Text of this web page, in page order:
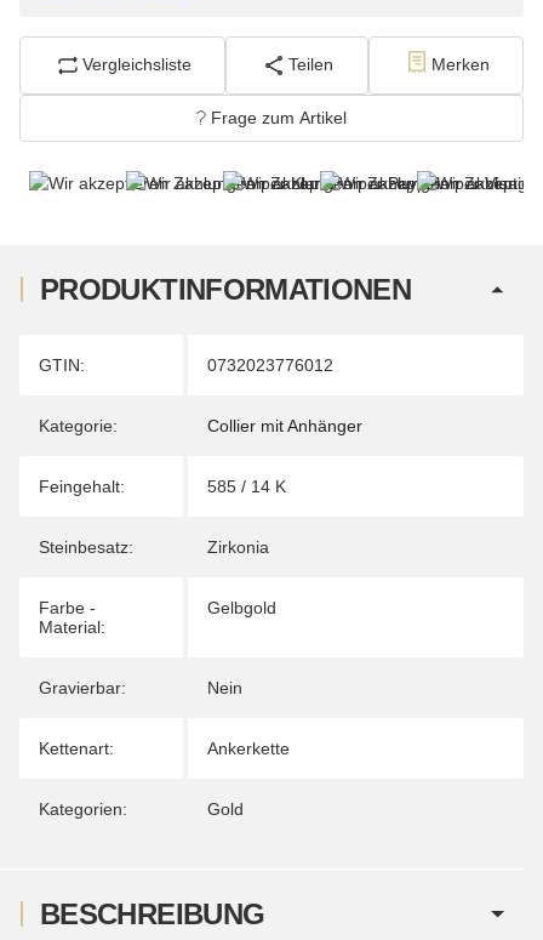
Vergleichsliste Teilen Merken
Frage zum Artikel
PRODUKTINFORMATIONEN
Produkteigenschaft
Wert
GTIN: 0732023776012
Kategorie: Collier mit Anhänger
Feingehalt: 585 / 14 K
Steinbesatz: Zirkonia
Farbe -
Material:
Gelbgold
Gravierbar: Nein
Kettenart: Ankerkette
Kategorien: Gold
BESCHREIBUNG